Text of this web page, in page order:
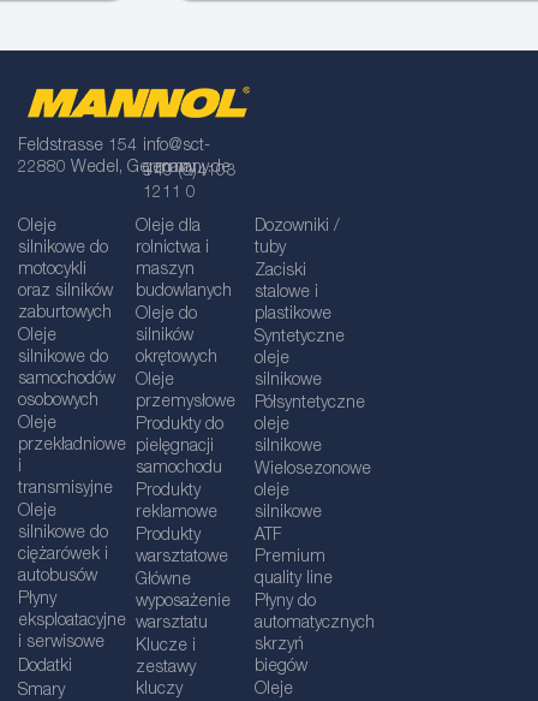
Feldstrasse 154
22880 Wedel, Germany
info@sct-
germany.de
+49 (0)4103
1211 0
Oleje
silnikowe do
motocykli
oraz silników
zaburtowych
Oleje
silnikowe do
samochodów
osobowych
Oleje
przekładniowe
i
transmisyjne
Oleje
silnikowe do
ciężarówek i
autobusów
Płyny
eksploatacyjne
i serwisowe
Dodatki
Smary
Oleje dla
rolnictwa i
maszyn
budowlanych
Oleje do
silników
okrętowych
Oleje
przemysłowe
Produkty do
pielęgnacji
samochodu
Produkty
reklamowe
Produkty
warsztatowe
Główne
wyposażenie
warsztatu
Klucze i
zestawy
kluczy
Dozowniki /
tuby
Zaciski
stalowe i
plastikowe
Syntetyczne
oleje
silnikowe
Półsyntetyczne
oleje
silnikowe
Wielosezonowe
oleje
silnikowe
ATF
Premium
quality line
Płyny do
automatycznych
skrzyń
biegów
Oleje